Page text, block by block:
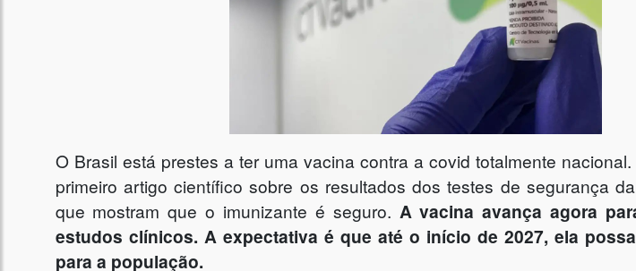
O Brasil está prestes a ter uma vacina contra a covid totalmente
primeiro artigo científico sobre os resultados dos testes de segurança
que mostram que o imunizante é seguro. A vacina avança agora
estudos clínicos. A expectativa é que até o início de 2027, ela
para a população.